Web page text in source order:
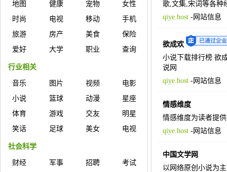
地图
健康 宠物
女性
时尚
电视 移动
手机
旅游
房产 美食
保险
爱好
大学 职业 查询
行业相关
音乐 图片 视频
电影
小说
篮球 动漫
星座
体育
游戏 交友
明星
笑话
足球 美女 电视
社会科学
财经 军事 招聘
考试
歌,文集,宋词等各种
qiye.host-网站信息
欲成欢
小说下载排行榜 欲
说网
qiye.host-网站信息
情感维度
情感维度为读者提
qiye.host-网站信息
中国文学网
以网络原创小说为